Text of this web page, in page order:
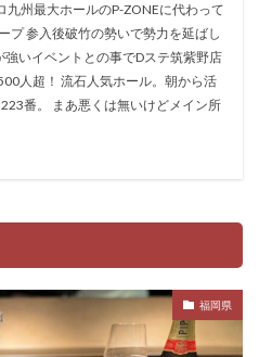
州最大ホールのP-ZONEに代わって
プ 参入後破竹の勢いで勢力を延ばし
いイベントとの事でDステ筑紫野店
人超！ 流石人気ホール。朝から活
番。 まあ悪くは無いけどメイン所
福岡県